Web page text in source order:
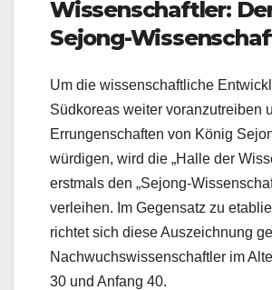
Wissenschaftler:
Sejong-
Um die wissenschaftliche
Südkoreas weiter voranzutreiben
Errungenschaften von König
würdigen, wird die „Halle der
erstmals den „Sejong-
verleihen. Im Gegensatz zu
richtet sich diese Auszeichnung
Nachwuchswissenschaftler im
30 und Anfang 40.